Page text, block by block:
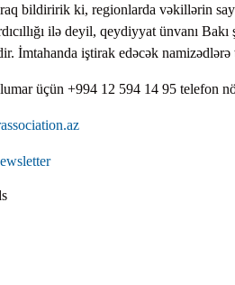
bildiririk ki, regionlarda vəkillərin
ilə deyil, qeydiyyat ünvanı
İmtahanda iştirak edəcək
üçün +994 12 594 14 95 telefon